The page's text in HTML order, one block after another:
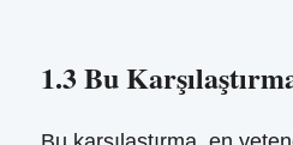
1.3 Bu